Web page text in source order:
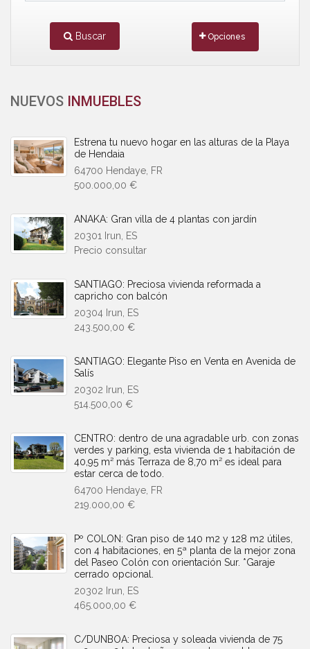
Buscar Opciones
NUEVOS INMUEBLES
Estrena tu nuevo hogar en las alturas de la Playa
de Hendaia
64700 Hendaye, FR
500.000,00 €
ANAKA: Gran villa de 4 plantas con jardín
20301 Irun, ES
Precio consultar
SANTIAGO: Preciosa vivienda reformada a
capricho con balcón
20304 Irun, ES
243.500,00 €
SANTIAGO: Elegante Piso en Venta en Avenida de
Salís
20302 Irun, ES
514.500,00 €
CENTRO: dentro de una agradable urb. con zonas
verdes y parking, esta vivienda de 1 habitación de
40,95 m² más Terraza de 8,70 m² es ideal para
estar cerca de todo.
64700 Hendaye, FR
219.000,00 €
Pº COLON: Gran piso de 140 m2 y 128 m2 útiles,
con 4 habitaciones, en 5ª planta de la mejor zona
del Paseo Colón con orientación Sur. *Garaje
cerrado opcional.
20302 Irun, ES
465.000,00 €
C/DUNBOA: Preciosa y soleada vivienda de 75